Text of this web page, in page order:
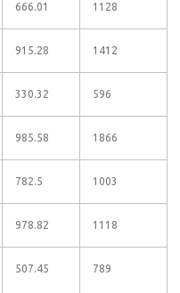
666.01 1128
915.28 1412
330.32 596
985.58 1866
782.5 1003
978.82 1118
507.45 789